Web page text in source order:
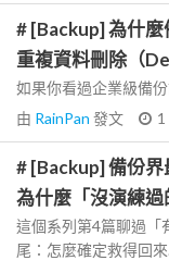
# [Backup] 為什
重複資料刪除（
如果你看過企業級備
由 RainPan 發文
# [Backup] 備份
為什麼「沒演練
這個系列第4篇聊過「
尾：怎麼確定救得回來